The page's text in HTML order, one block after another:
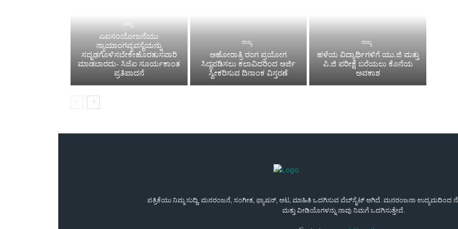
ರಾಜ್ಯ
ಎಐಸಂಯೋಜನೆಯು
ನ್ಯಾಯಾಂಗವ್ಯವಸ್ಥೆಯನ್ನು
ಸದೃಢಗೊಳಿಸಬೇಕೇಹೊರತುಸವಾರಿ
ಮಾಡಬಾರದು- ಸಿಜೆಐ ಸೂರ್ಯಕಾಂತ
ಪ್ರತಿಪಾದನೆ
ರಾಜ್ಯ
ಅಹೋರಾತ್ರಿ ರಂಗ ಪ್ರಯೋಗ
ಸಿದ್ಧಪಡಿಸಲು ಕಲಾವಿದರಿಂದ ಅರ್ಜಿ
ಸ್ವೀಕರಿಸುವ ದಿನಾಂಕ ವಿಸ್ತರಣೆ
ರಾಜ್ಯ
ಹಳೆಯ ವಿದ್ಯಾರ್ಥಿಗಳಿಗೆ ಯು.ಜಿ ಮತ್ತು
ಪಿ.ಜಿ ಪರೀಕ್ಷೆ ಬರೆಯಲು ಕೊನೆಯ
ಅವಕಾಶ
ಪತ್ರಿಕೆಯು ನಿಮ್ಮ ಸುದ್ದಿ, ಮನರಂಜನೆ, ಸಂಗೀತ, ಫ್ಯಾಷನ್, ಆಟ, ಮಾಹಿತಿ ಒದಗಿಸುವ ವೆಬ್‌ಸೈಟ್ ಆಗಿದೆ. ಮನರಂಜನಾ ಉದ್ಯಮದಿಂದ
ಮತ್ತು ವೀಡಿಯೊಗಳನ್ನು ನಾವು ನಿಮಗೆ ಒದಗಿಸುತ್ತೇವೆ.